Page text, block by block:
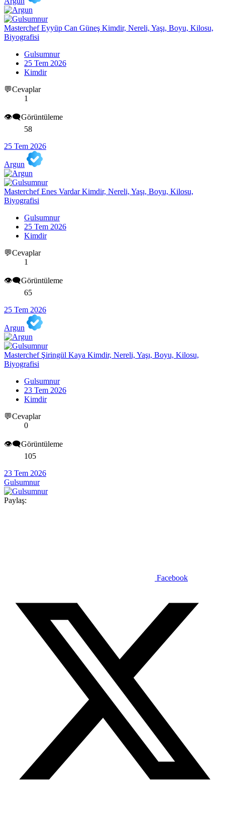
Masterchef Eyyüp Can Güneş Kimdir, Nereli, Yaşı, Boyu, Kilosu,
Biyografisi
Gulsumnur
25 Tem 2026
Kimdir
💬Cevaplar
1
👁️‍🗨️Görüntüleme
58
25 Tem 2026
Argun
Masterchef Enes Vardar Kimdir, Nereli, Yaşı, Boyu, Kilosu,
Biyografisi
Gulsumnur
25 Tem 2026
Kimdir
💬Cevaplar
1
👁️‍🗨️Görüntüleme
65
25 Tem 2026
Argun
Masterchef Şiringül Kaya Kimdir, Nereli, Yaşı, Boyu, Kilosu,
Biyografisi
Gulsumnur
23 Tem 2026
Kimdir
💬Cevaplar
0
👁️‍🗨️Görüntüleme
105
23 Tem 2026
Gulsumnur
Paylaş:
Facebook